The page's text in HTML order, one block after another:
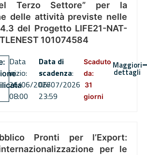
Terzo Settore” per la
delle attività previste nelle
del Progetto LIFE21-NAT-
101074584
Data
inizio:
26/06/2026
08:00
Data di
scadenza:
06/07/2026
23:59
Scaduto
da:
31
giorni
Maggiori
dettagli
Pronti per l’Export:
per le